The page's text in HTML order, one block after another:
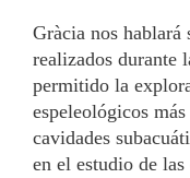
Gràcia nos hablará
realizados durante
permitido la
espeleológicos
cavidades
en el estudio de